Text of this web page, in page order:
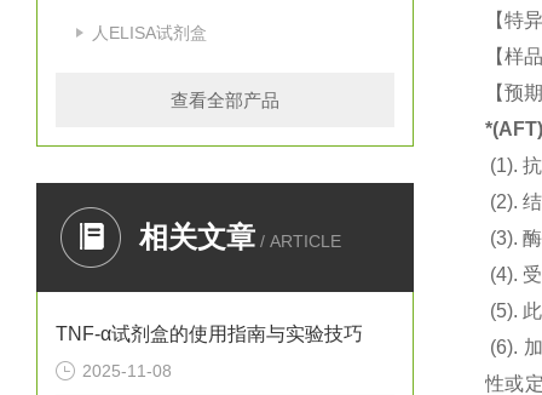
人ELISA试剂盒
查看全部产品
相关文章 / ARTICLE
TNF-α试剂盒的使用指南与实验技巧
2025-11-08
【特
【样
【预
(1).
(2).
(3).
(4).
(5).
(6).
性或